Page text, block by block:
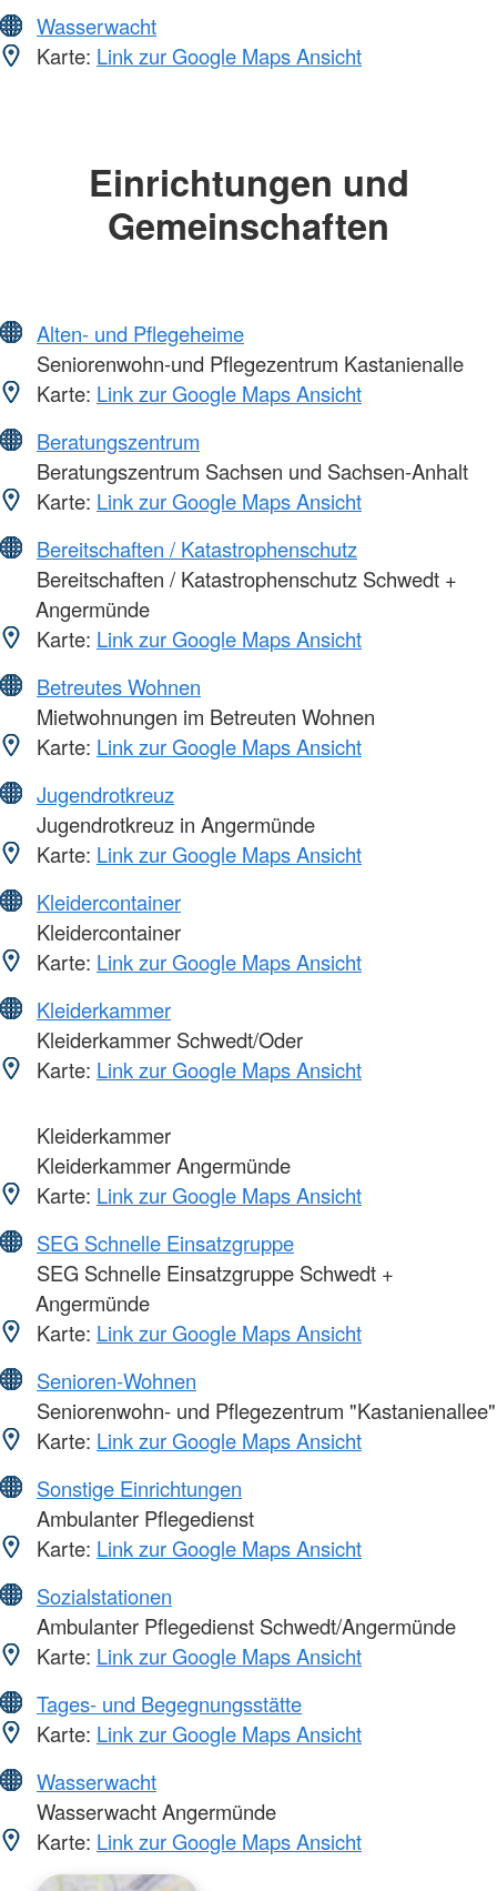
Wasserwacht
Karte: Link zur Google Maps Ansicht
Einrichtungen und
Gemeinschaften
Alten- und Pflegeheime
Seniorenwohn-und Pflegezentrum Kastanienalle
Karte: Link zur Google Maps Ansicht
Beratungszentrum
Beratungszentrum Sachsen und Sachsen-Anhalt
Karte: Link zur Google Maps Ansicht
Bereitschaften / Katastrophenschutz
Bereitschaften / Katastrophenschutz Schwedt +
Angermünde
Karte: Link zur Google Maps Ansicht
Betreutes Wohnen
Mietwohnungen im Betreuten Wohnen
Karte: Link zur Google Maps Ansicht
Jugendrotkreuz
Jugendrotkreuz in Angermünde
Karte: Link zur Google Maps Ansicht
Kleidercontainer
Kleidercontainer
Karte: Link zur Google Maps Ansicht
Kleiderkammer
Kleiderkammer Schwedt/Oder
Karte: Link zur Google Maps Ansicht
Kleiderkammer
Kleiderkammer Angermünde
Karte: Link zur Google Maps Ansicht
SEG Schnelle Einsatzgruppe
SEG Schnelle Einsatzgruppe Schwedt +
Angermünde
Karte: Link zur Google Maps Ansicht
Senioren-Wohnen
Seniorenwohn- und Pflegezentrum "Kastanienallee"
Karte: Link zur Google Maps Ansicht
Sonstige Einrichtungen
Ambulanter Pflegedienst
Karte: Link zur Google Maps Ansicht
Sozialstationen
Ambulanter Pflegedienst Schwedt/Angermünde
Karte: Link zur Google Maps Ansicht
Tages- und Begegnungsstätte
Karte: Link zur Google Maps Ansicht
Wasserwacht
Wasserwacht Angermünde
Karte: Link zur Google Maps Ansicht